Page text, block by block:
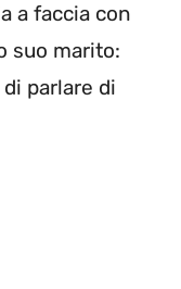
a faccia con
suo marito:
parlare di